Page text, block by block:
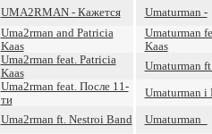
UMA2RMAN - Кажется
Umaturman -
Uma2rman and Patricia
Kaas
Umaturman
Kaas
Uma2rman feat. Patricia
Kaas
Umaturman
Uma2rman feat. После 11-
ти
Umaturman i
Uma2rman ft. Nestroi Band
Umaturman_